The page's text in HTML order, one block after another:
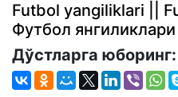
Futbol yangiliklari ||
Футбол
Дўстларга юборинг: